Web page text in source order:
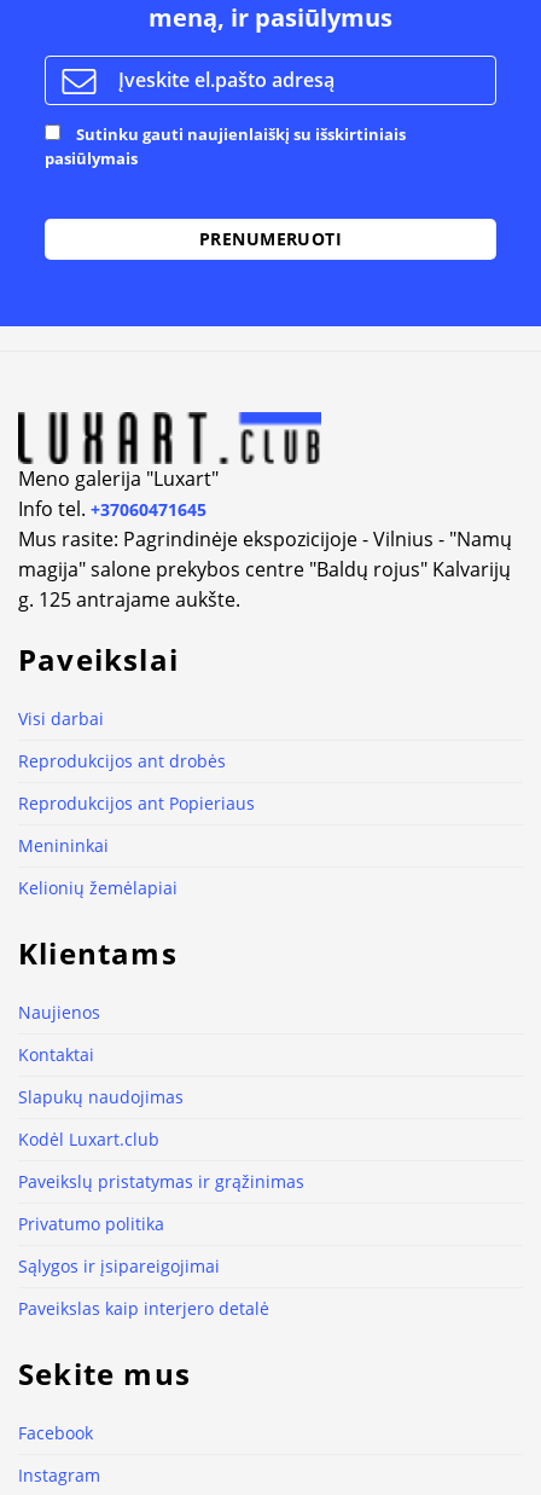
meną, ir pasiūlymus
Sutinku gauti naujienlaiškį su išskirtiniais
pasiūlymais
Meno galerija "Luxart"
Info tel. +37060471645
Mus rasite: Pagrindinėje ekspozicijoje - Vilnius - "Namų
magija" salone prekybos centre "Baldų rojus" Kalvarijų
g. 125 antrajame aukšte.
Paveikslai
Visi darbai
Reprodukcijos ant drobės
Reprodukcijos ant Popieriaus
Menininkai
Kelionių žemėlapiai
Klientams
Naujienos
Kontaktai
Slapukų naudojimas
Kodėl Luxart.club
Paveikslų pristatymas ir grąžinimas
Privatumo politika
Sąlygos ir įsipareigojimai
Paveikslas kaip interjero detalė
Sekite mus
Facebook
Instagram